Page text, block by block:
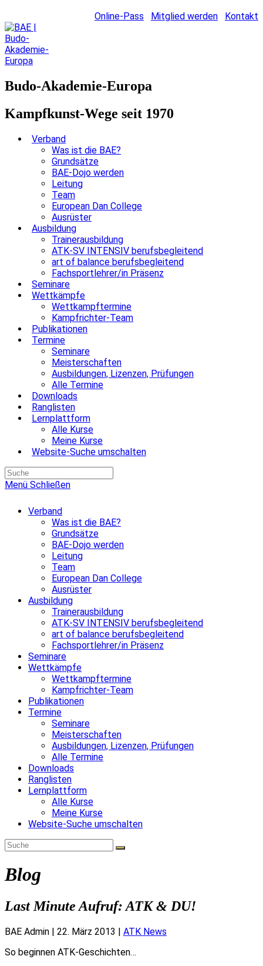
Online-Pass Mitglied werden Kontakt
Budo-Akademie-Europa
Kampfkunst-Wege seit 1970
Verband
Was ist die BAE?
Grundsätze
BAE-Dojo werden
Leitung
Team
European Dan College
Ausrüster
Ausbildung
Trainerausbildung
ATK-SV INTENSIV berufsbegleitend
art of balance berufsbegleitend
Fachsportlehrer/in Präsenz
Seminare
Wettkämpfe
Wettkampftermine
Kampfrichter-Team
Publikationen
Termine
Seminare
Meisterschaften
Ausbildungen, Lizenzen, Prüfungen
Alle Termine
Downloads
Ranglisten
Lernplattform
Alle Kurse
Meine Kurse
Website-Suche umschalten
Menü Schließen
Verband
Was ist die BAE?
Grundsätze
BAE-Dojo werden
Leitung
Team
European Dan College
Ausrüster
Ausbildung
Trainerausbildung
ATK-SV INTENSIV berufsbegleitend
art of balance berufsbegleitend
Fachsportlehrer/in Präsenz
Seminare
Wettkämpfe
Wettkampftermine
Kampfrichter-Team
Publikationen
Termine
Seminare
Meisterschaften
Ausbildungen, Lizenzen, Prüfungen
Alle Termine
Downloads
Ranglisten
Lernplattform
Alle Kurse
Meine Kurse
Website-Suche umschalten
Blog
Last Minute Aufruf: ATK & DU!
BAE Admin | 22. März 2013 | ATK News
So beginnen ATK-Geschichten…